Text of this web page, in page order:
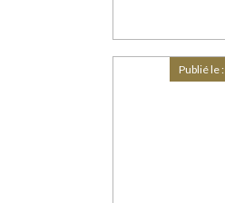
Publié le :